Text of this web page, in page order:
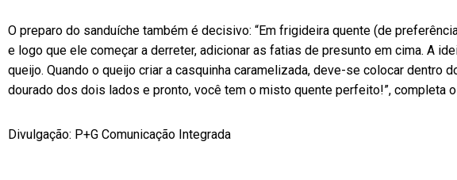
O preparo do sanduíche também é decisivo: “Em frigideira quente (de
e logo que ele começar a derreter, adicionar as fatias de presunto em cima. A
queijo. Quando o queijo criar a casquinha caramelizada, deve-se colocar dentro
dourado dos dois lados e pronto, você tem o misto quente perfeito!”, completa
Divulgação: P+G Comunicação Integrada